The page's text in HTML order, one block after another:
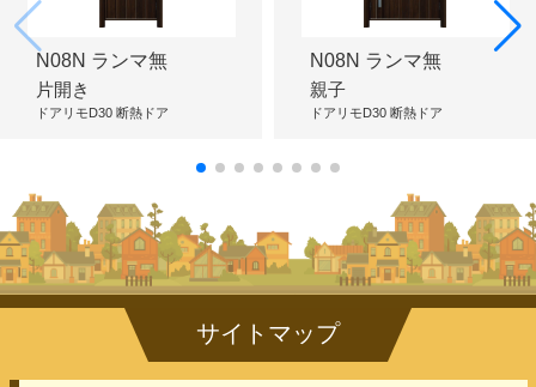
N08N ランマ無
片開き
ドアリモD30 断熱ドア
N08N ランマ無
親子
ドアリモD30 断熱ドア